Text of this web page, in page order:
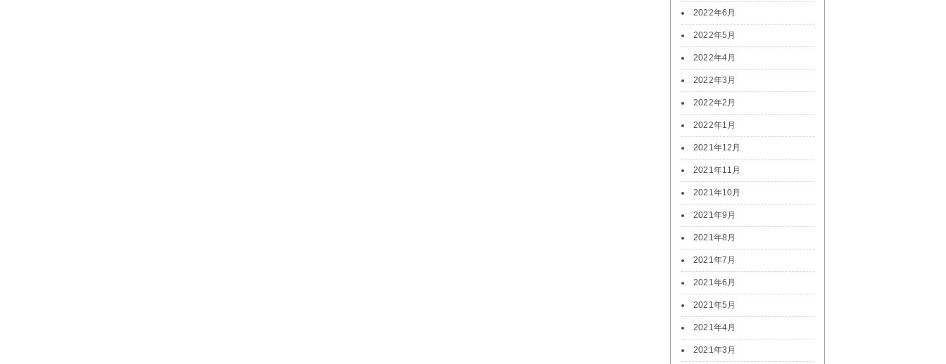
2022年6月
2022年5月
2022年4月
2022年3月
2022年2月
2022年1月
2021年12月
2021年11月
2021年10月
2021年9月
2021年8月
2021年7月
2021年6月
2021年5月
2021年4月
2021年3月